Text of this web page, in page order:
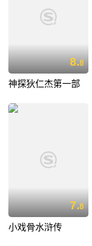
8.8
神探狄仁杰第一部
7.8
小戏骨水浒传